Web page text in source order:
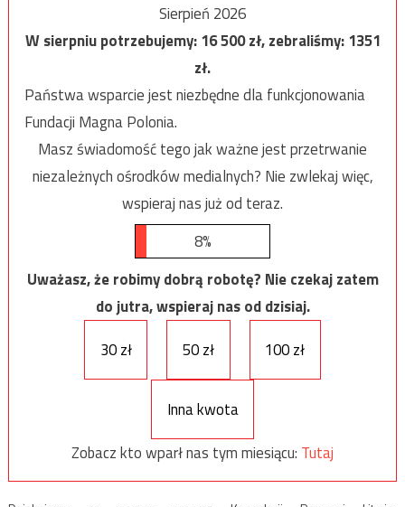
Sierpień 2026
W sierpniu potrzebujemy:16 500zł, zebraliśmy:1351
zł.
Państwa wsparcie jest niezbędne dla funkcjonowania
Fundacji Magna Polonia.
Masz świadomość tego jak ważne jest przetrwanie
niezależnych ośrodków medialnych? Nie zwlekaj więc,
wspieraj nas już od teraz.
8%
Uważasz, że robimy dobrą robotę? Nie czekaj zatem
do jutra, wspieraj nas od dzisiaj.
30 zł
50 zł 100 zł
Inna kwota
Zobacz kto wparł nas tym miesiącu: Tutaj